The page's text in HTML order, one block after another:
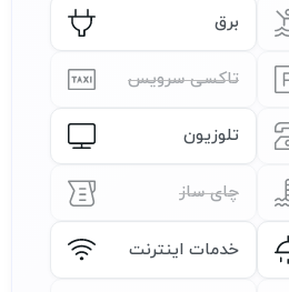
برق
تاکسی سرویس
تلوزیون
چای ساز
خدمات اینترنت